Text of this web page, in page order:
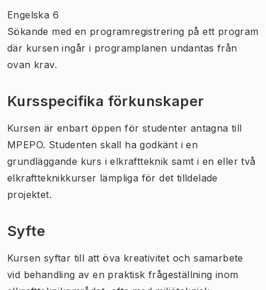
Engelska 6
Sökande med en programregistrering på ett program
där kursen ingår i programplanen undantas från
ovan krav.
Kursspecifika förkunskaper
Kursen är enbart öppen för studenter antagna till
MPEPO. Studenten skall ha godkänt i en
grundläggande kurs i elkraftteknik samt i en eller två
elkraftteknikkurser lämpliga för det tilldelade
projektet.
Syfte
Kursen syftar till att öva kreativitet och samarbete
vid behandling av en praktisk frågeställning inom